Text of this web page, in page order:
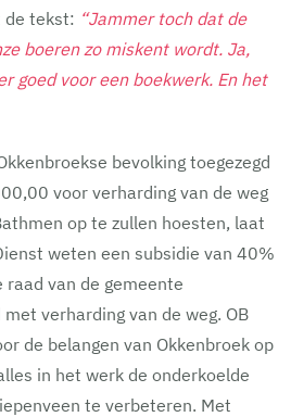
de tekst: “Jammer toch dat de
boeren zo miskent wordt. Ja,
goed voor een boekwerk. En het
bevolking toegezegd
voor verharding van de weg
op te zullen hoesten, laat
weten een subsidie van 40%
van de gemeente
verharding van de weg. OB
de belangen van Okkenbroek op
in het werk de onderkoelde
te verbeteren. Met